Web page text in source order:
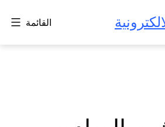
القائمة